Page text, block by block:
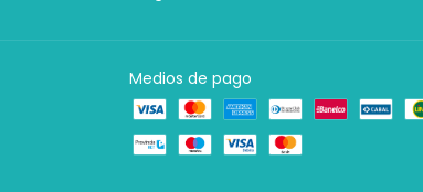
Medios de pago